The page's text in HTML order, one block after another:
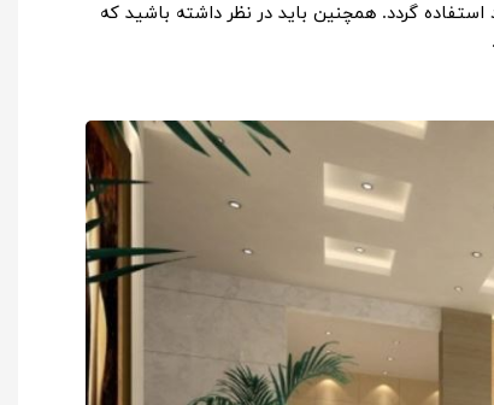
گردد. همچنین باید در نظر داشته باشید که